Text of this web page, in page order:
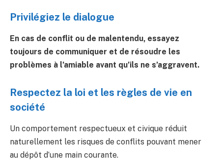
Privilégiez le dialogue ️
En cas de conflit ou de malentendu, essayez
toujours de communiquer et de résoudre les
problèmes à l’amiable avant qu’ils ne s’aggravent.
Respectez la loi et les règles de vie en
société
Un comportement respectueux et civique réduit
naturellement les risques de conflits pouvant mener
au dépôt d’une main courante.